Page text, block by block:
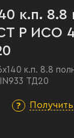
к.п. 8.8
Р ИСО
к.п. 8.8
ТД20